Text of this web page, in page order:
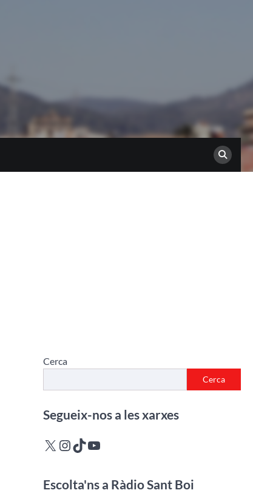
Cerca
Cerca
Segueix-nos a les xarxes
X Instagram
TikTokYouTube
Escolta'ns a Ràdio Sant Boi